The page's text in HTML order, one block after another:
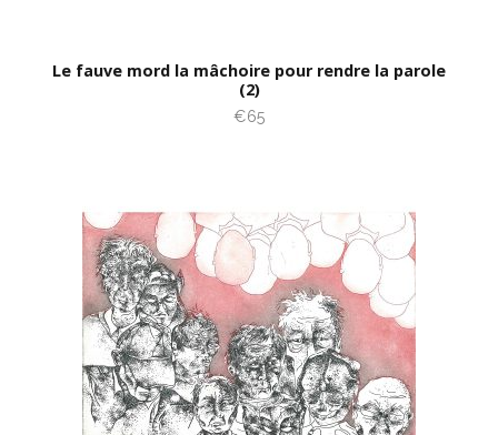
Le fauve mord la mâchoire pour rendre la parole
(2)
€65